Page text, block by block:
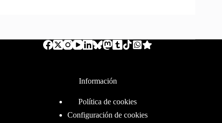
Información
Política de cookies
Configuración de cookies